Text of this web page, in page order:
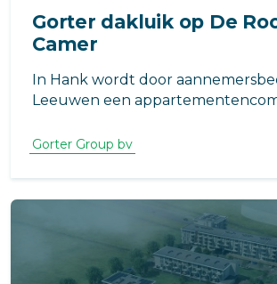
Gorter dakluik op De
Camer
In Hank wordt door
Leeuwen een
vrijwel energieneutrale sociale
huurappartementen gebouwd.
komt het Gorter dakluik.
Gorter Group bv